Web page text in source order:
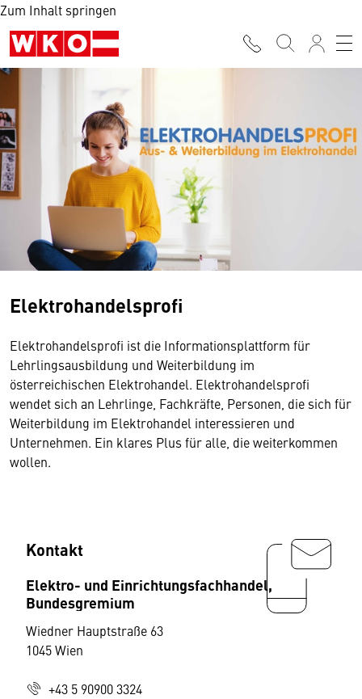
Zum Inhalt springen
Elektrohandelsprofi
Elektrohandelsprofi ist die Informationsplattform für
Lehrlingsausbildung und Weiterbildung im
österreichischen Elektrohandel. Elektrohandelsprofi
wendet sich an Lehrlinge, Fachkräfte, Personen, die sich für
Weiterbildung im Elektrohandel interessieren und
Unternehmen. Ein klares Plus für alle, die weiterkommen
wollen.
Kontakt
Elektro- und Einrichtungsfachhandel,
Bundesgremium
Wiedner Hauptstraße 63
1045 Wien
+43 5 90900 3324